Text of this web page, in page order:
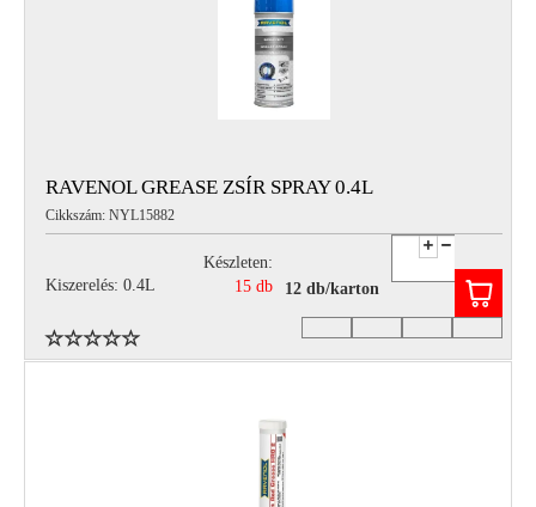
Hétfőtől – Péntekig, 8.00 – 17.00-ig
(ebédidő 12.00-12.30 között)
RAVENOL GREASE ZSÍR SPRAY 0.4L
Cikkszám: NYL15882
Kiszerelés: 0.4L
Készleten:
15 db
12 db/karton